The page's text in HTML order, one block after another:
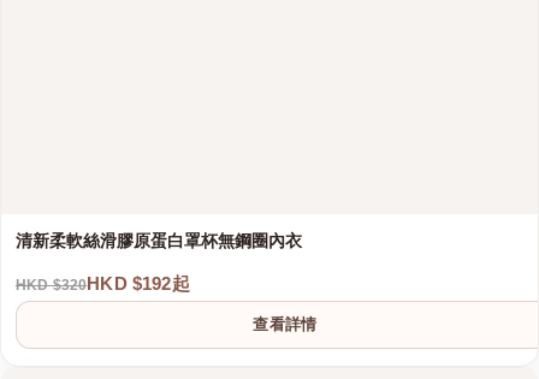
清新柔軟絲滑膠原蛋白罩杯無鋼圈內衣
HKD $320HKD $192起
查看詳情